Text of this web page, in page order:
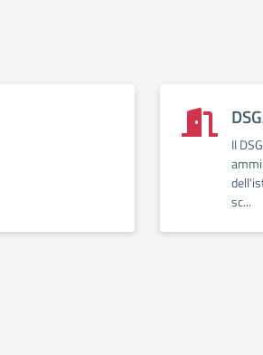
Il
sc...